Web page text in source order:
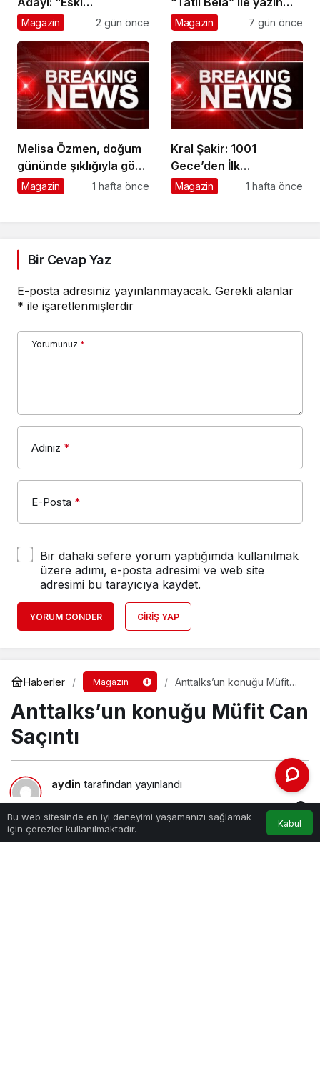
Numaralar” Yayında
Magazin 2 gün önce
ritmini belirlemeye
Magazin 7 gün önce
Melisa Özmen, doğum
gününde şıklığıyla göz
kamaştırdı
Magazin 1 hafta önce
Kral Şakir: 1001
Gece’den İlk
Görüntüler Yayınlandı
Magazin 1 hafta önce
Bir Cevap Yaz
E-posta adresiniz yayınlanmayacak. Gerekli alanlar
* ile işaretlenmişlerdir
Yorumunuz *
Adınız *
E-Posta *
Bir dahaki sefere yorum yaptığımda kullanılmak
üzere adımı, e-posta adresimi ve web site
adresimi bu tarayıcıya kaydet.
YORUM GÖNDER GIRIŞ YAP
Haberler Magazin
Anttalks’un konuğu Müfit
Anttalks’un konuğu Müfit Can
Saçıntı
aydin tarafından yayınlandı
26 Ocak 2024, 00:40yayınlandı
474
Bu web sitesinde en iyi deneyimi yaşamanızı sağlamak
için çerezler kullanılmaktadır.
Kabul
Anasayfa Akış Bildirimler